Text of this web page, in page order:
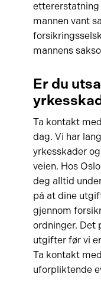
ettererstatning
mannen vant
mannens
Er du
Ta kontakt
dag. Vi har
yrkesskader
veien. Hos
deg alltid
på at dine
gjennom
ordninger. Det
utgifter før vi
Ta kontakt
uforpliktende